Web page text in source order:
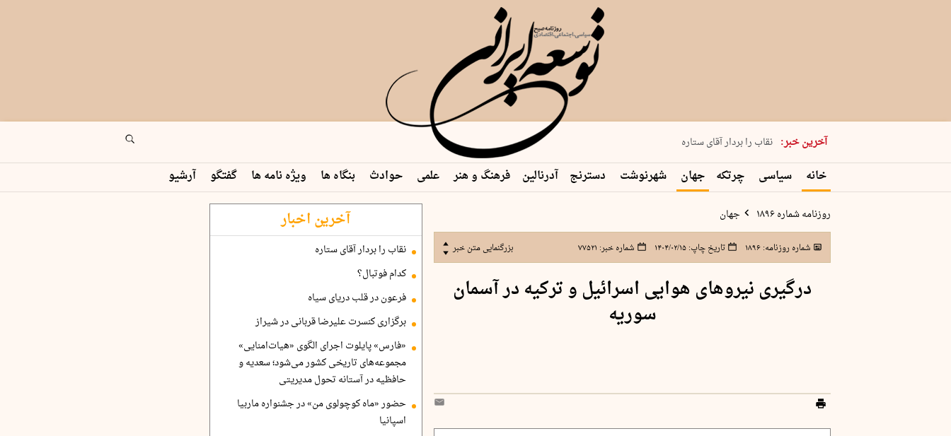
آخرین خبر:
پنجشنبه 15 مرداد 1405 شماره 2243
نقاب را بردار آقای ستاره
کدام فوتبال؟
فرعون در قلب دریای سیاه
برگزاری کنسرت علیرضا قربانی در …
خانه سیاسی چرتکه جهان شهرنوشت دسترنج آدرنالین فرهنگ و هنر علمی حوادث بنگاه ها ویژه نامه ها گفتگو آرشیو
روزنامه شماره ۱۸۹۶ جهان
شماره روزنامه:۱۸۹۶ تاریخ چاپ:۱۴۰۴/۰۲/۱۵ شماره خبر: ۷۷۵۲۱ بزرگنمایی متن خبر
درگیری نیروهای هوایی اسرائیل و ترکیه در آسمان
سوریه
آخرین اخبار
نقاب را بردار آقای ستاره
کدام فوتبال؟
فرعون در قلب دریای سیاه
برگزاری کنسرت علیرضا قربانی در شیراز
«فارس» پایلوت اجرای الگوی «هیات‌امنایی»
مجموعه‌های تاریخی کشور می‌شود؛ سعدیه و
حافظیه در آستانه تحول مدیریتی
حضور «ماه کوچولوی من» در جشنواره ماربیا
اسپانیا